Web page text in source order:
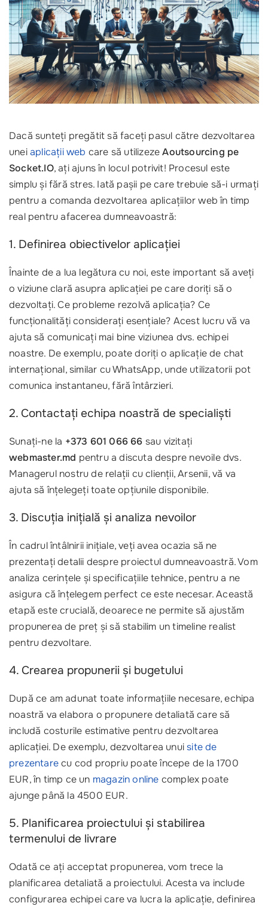
Dacă sunteți pregătit să faceți pasul către dezvoltarea
uneiaplicații web care să utilizezeAoutsourcing pe
Socket.IO, ați ajuns în locul potrivit! Procesul este
simplu și fără stres. Iată pașii pe care trebuie să-i urmați
pentru a comanda dezvoltarea aplicațiilor web în timp
real pentru afacerea dumneavoastră:
1. Definirea obiectivelor aplicației
Înainte de a lua legătura cu noi, este important să aveți
o viziune clară asupra aplicației pe care doriți să o
dezvoltați. Ce probleme rezolvă aplicația? Ce
funcționalități considerați esențiale? Acest lucru vă va
ajuta să comunicați mai bine viziunea dvs. echipei
noastre. De exemplu, poate doriți o aplicație de chat
internațional, similar cu WhatsApp, unde utilizatorii pot
comunica instantaneu, fără întârzieri.
2. Contactați echipa noastră de specialiști
Sunați-ne la +373 601 066 66 sau vizitați
webmaster.md pentru a discuta despre nevoile dvs.
Managerul nostru de relații cu clienții, Arsenii, vă va
ajuta să înțelegeți toate opțiunile disponibile.
3. Discuția inițială și analiza nevoilor
În cadrul întâlnirii inițiale, veți avea ocazia să ne
prezentați detalii despre proiectul dumneavoastră. Vom
analiza cerințele și specificațiile tehnice, pentru a ne
asigura că înțelegem perfect ce este necesar. Această
etapă este crucială, deoarece ne permite să ajustăm
propunerea de preț și să stabilim un timeline realist
pentru dezvoltare.
4. Crearea propunerii și bugetului
După ce am adunat toate informațiile necesare, echipa
noastră va elabora o propunere detaliată care să
includă costurile estimative pentru dezvoltarea
aplicației. De exemplu, dezvoltarea unuisite de
prezentarecu cod propriu poate începe de la 1700
EUR, în timp ce un magazin online complex poate
ajunge până la 4500 EUR.
5. Planificarea proiectului și stabilirea
termenului de livrare
Odată ce ați acceptat propunerea, vom trece la
planificarea detaliată a proiectului. Acesta va include
configurarea echipei care va lucra la aplicație, definirea